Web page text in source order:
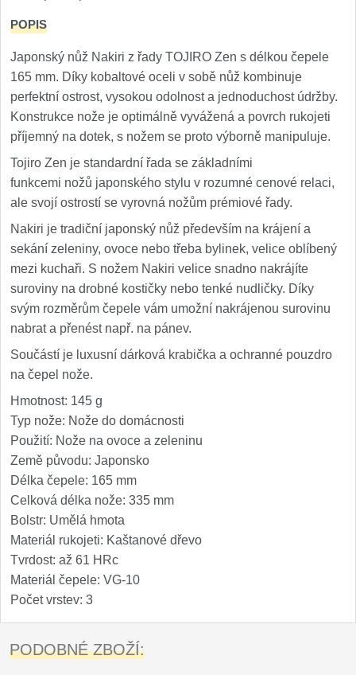
POPIS
Japonský nůž Nakiri z řady TOJIRO Zen s délkou čepele
165 mm. Díky kobaltové oceli v sobě nůž kombinuje
perfektní ostrost, vysokou odolnost a jednoduchost údržby.
Konstrukce nože je optimálně vyvážená a povrch rukojeti
příjemný na dotek, s nožem se proto výborně manipuluje.
Tojiro Zen je standardní řada se základními
funkcemi nožů japonského stylu v rozumné cenové relaci,
ale svojí ostrostí se vyrovná nožům prémiové řady.
Nakiri je tradiční japonský nůž především na krájení a
sekání zeleniny, ovoce nebo třeba bylinek, velice oblíbený
mezi kuchaři. S nožem Nakiri velice snadno nakrájíte
suroviny na drobné kostičky nebo tenké nudličky. Díky
svým rozměrům čepele vám umožní nakrájenou surovinu
nabrat a přenést např. na pánev.
Součástí je luxusní dárková krabička a ochranné pouzdro
na čepel nože.
Hmotnost: 145 g
Typ nože: Nože do domácnosti
Použití: Nože na ovoce a zeleninu
Země původu: Japonsko
Délka čepele: 165 mm
Celková délka nože: 335 mm
Bolstr: Umělá hmota
Materiál rukojeti: Kaštanové dřevo
Tvrdost: až 61 HRc
Materiál čepele: VG-10
Počet vrstev: 3
PODOBNÉ ZBOŽÍ: